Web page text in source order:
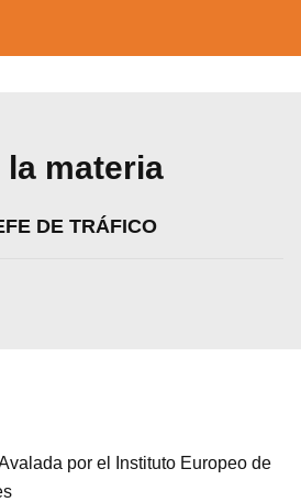
la materia
DE TRÁFICO
por el Instituto Europeo de